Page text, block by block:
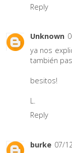
Reply
Unknown
ya nos
también
besitos!
L.
Reply
burke 07/